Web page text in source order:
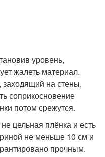
уровень,
жалеть материал.
заходящий на стены,
соприкосновение
потом срежутся.
цельная плёнка и есть
не меньше 10 см и
прочным.